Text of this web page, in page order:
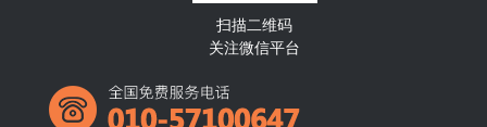
扫描二维码
关注微信平台